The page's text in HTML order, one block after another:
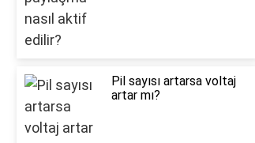
Pil sayısı artarsa voltaj
artar mı?